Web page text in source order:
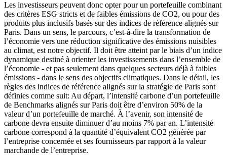
Les investisseurs peuvent donc opter pour un portefeuille combinant
des critères ESG stricts et de faibles émissions de CO2, ou pour des
produits plus inclusifs basés sur des indices de référence alignés sur
Paris. Dans un sens, le parcours, c’est-à-dire la transformation de
l’économie vers une réduction significative des émissions nuisibles
au climat, est notre objectif. Il doit être atteint par le biais d’un indice
dynamique destiné à orienter les investissements dans l’ensemble de
l’économie - et pas seulement dans quelques secteurs déjà à faibles
émissions - dans le sens des objectifs climatiques. Dans le détail, les
règles des indices de référence alignés sur la stratégie de Paris sont
définies comme suit: Au départ, l’intensité carbone d’un portefeuille
de Benchmarks alignés sur Paris doit être d’environ 50% de la
valeur d’un portefeuille de marché. À l’avenir, son intensité de
carbone devra ensuite diminuer d’au moins 7% par an. L’intensité
carbone correspond à la quantité d’équivalent CO2 générée par
l’entreprise concernée et ses fournisseurs par rapport à la valeur
marchande de l’entreprise.